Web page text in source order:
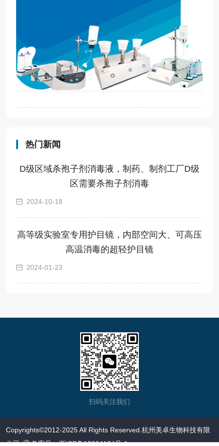
热门新闻
D级区域杀孢子剂消毒液，制药、制剂工厂D级
区需要杀孢子剂消毒
2024-10-18
高等级实验室专用护目镜，内部空间大、可高压
高温消毒的超轻护目镜
2024-01-23
扫码关注我们
Copyrights©2012-2025 All Rights Reserved.杭州美卓生物科技有限
公司
备案号：浙ICP备12034124号-1